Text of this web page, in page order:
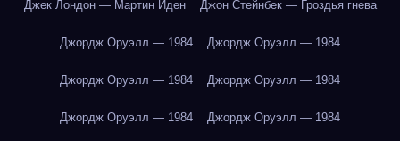
Джек Лондон — Мартин Иден Джон Стейнбек — Гроздья гнева
Джордж Оруэлл — 1984 Джордж Оруэлл — 1984
Джордж Оруэлл — 1984 Джордж Оруэлл — 1984
Джордж Оруэлл — 1984 Джордж Оруэлл — 1984